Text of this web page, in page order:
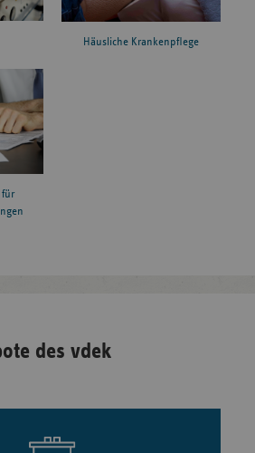
Häusliche Krankenpflege
für
des vdek